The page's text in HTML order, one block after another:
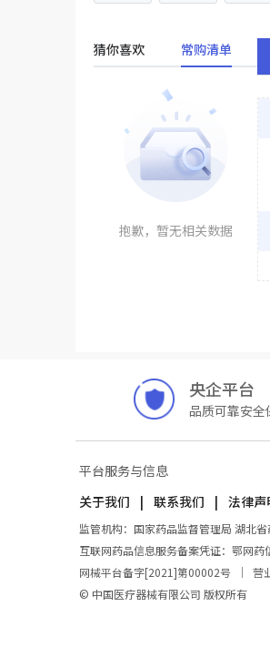
猜你喜欢 常购清单
抱歉，暂无相关数据
央企平台
品质可靠安全
平台服务与信息
关于我们
联系我们 法律声
监管机构：国家药品监督管理局 湖北
互联网药品信息服务备案凭证：鄂网
网械平台备字[2021]第00002号
｜ 营
© 中国医疗器械有限公司 版权所有